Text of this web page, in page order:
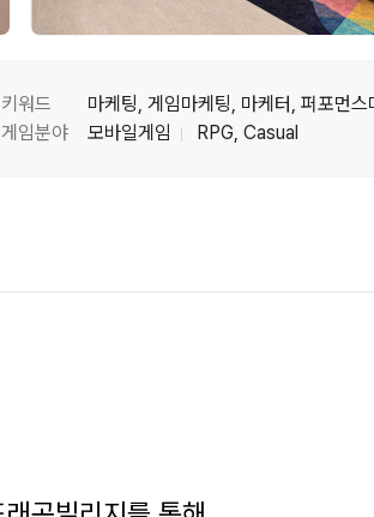
키워드 마케팅, 게임마케팅, 마케터, 퍼포먼스
게임분야 모바일게임 RPG, Casual